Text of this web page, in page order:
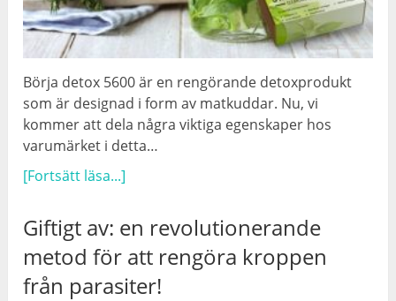
Börja detox 5600 är en rengörande detoxprodukt
som är designad i form av matkuddar. Nu, vi
kommer att dela några viktiga egenskaper hos
varumärket i detta…
[Fortsätt läsa...]
Giftigt av: en revolutionerande
metod för att rengöra kroppen
från parasiter!